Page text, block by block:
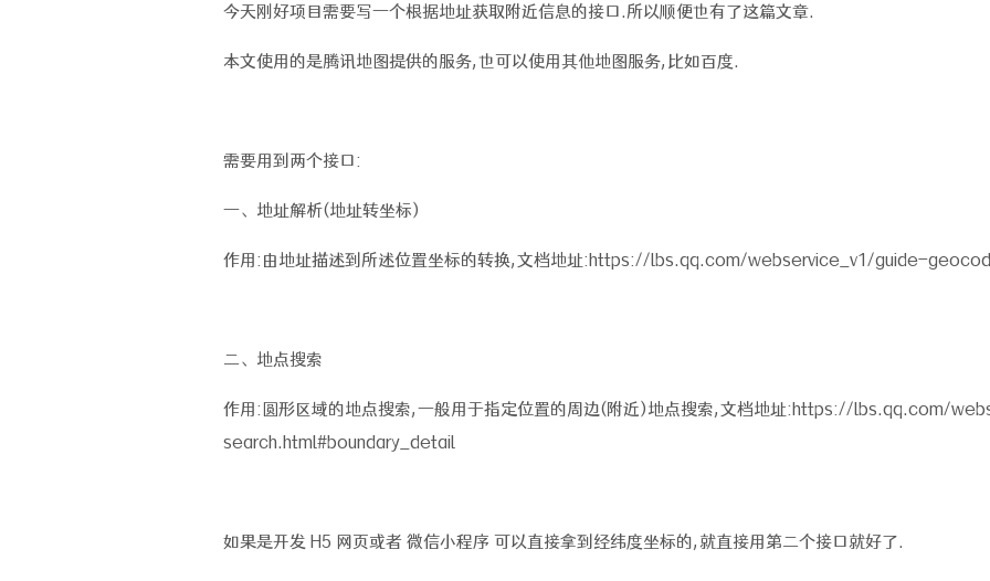
今天刚好项目需要写一个根据地址获取附近信息的接口.所以顺便也有了这篇文章.
本文使用的是腾讯地图提供的服务,也可以使用其他地图服务,比如百度.
需要用到两个接口:
一、地址解析(地址转坐标)
作用:由地址描述到所述位置坐标的转换,文档地址:https://lbs.qq.com/webservice_v1/guide-
二、地点搜索
作用:圆形区域的地点搜索,一般用于指定位置的周边(附近)地点搜索,文档地址:https://lbs.qq.com/
search.html#boundary_detail
如果是开发 H5 网页或者 微信小程序 可以直接拿到经纬度坐标的,就直接用第二个接口就好了.